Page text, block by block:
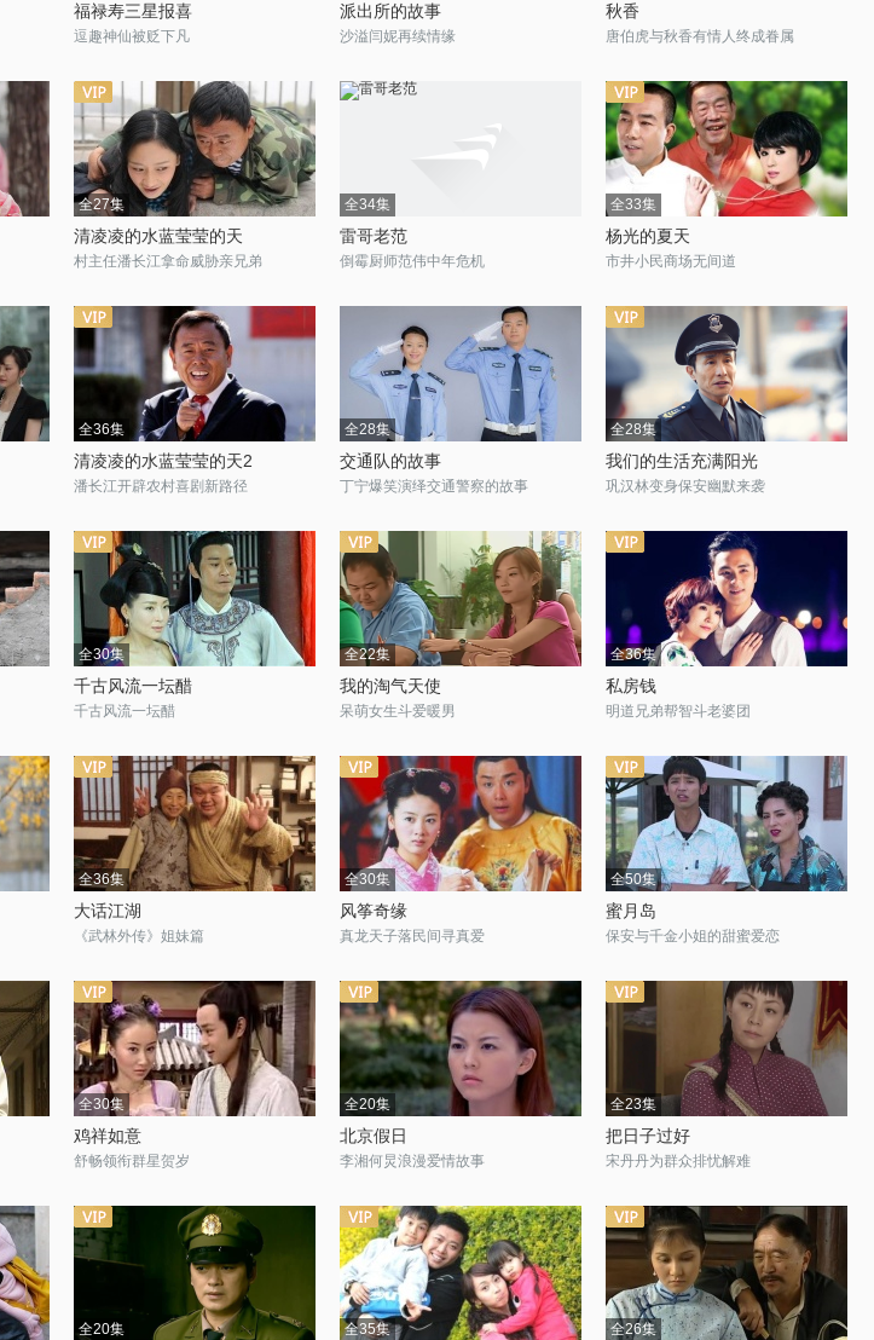
福禄寿三星报喜
逗趣神仙被贬下凡
派出所的故事
沙溢闫妮再续情缘
秋香
唐伯虎与秋香有情人终成眷属
全27集
清凌凌的水蓝莹莹的天
村主任潘长江拿命威胁亲兄弟
全34集
雷哥老范
倒霉厨师范伟中年危机
全33集
杨光的夏天
市井小民商场无间道
全36集
清凌凌的水蓝莹莹的天2
潘长江开辟农村喜剧新路径
全28集
交通队的故事
丁宁爆笑演绎交通警察的故事
全28集
我们的生活充满阳光
巩汉林变身保安幽默来袭
全30集
千古风流一坛醋
千古风流一坛醋
全22集
我的淘气天使
呆萌女生斗爱暖男
全36集
私房钱
明道兄弟帮智斗老婆团
全36集
大话江湖
《武林外传》姐妹篇
全30集
风筝奇缘
真龙天子落民间寻真爱
全50集
蜜月岛
保安与千金小姐的甜蜜爱恋
全30集
鸡祥如意
舒畅领衔群星贺岁
全20集
北京假日
李湘何炅浪漫爱情故事
全23集
把日子过好
宋丹丹为群众排忧解难
全20集 全35集 全26集